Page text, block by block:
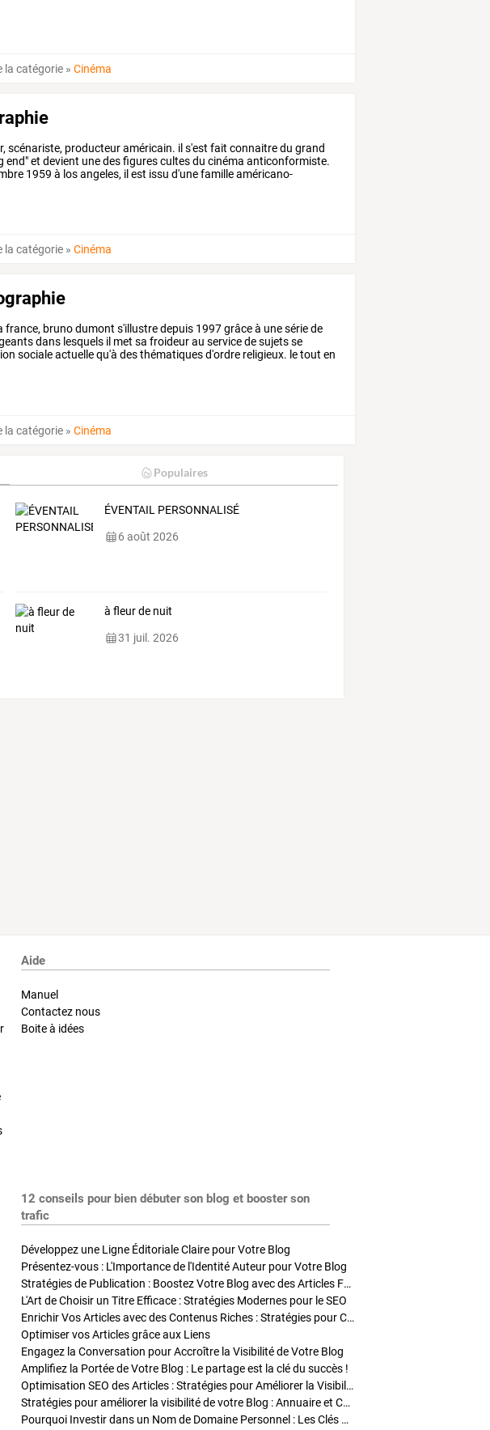
la catégorie »Cinéma
scénariste, producteur américain. il s'est fait connaitre du grand
end" et devient une des figures cultes du cinéma anticonformiste.
1959 à los angeles, il est issu d'une famille américano-
la catégorie »Cinéma
france, brunodumont s'illustredepuis 1997grâceà unesériede
dans lesquels il met sa froideurau servicedesujetsse
socialeactuellequ'à desthématiquesd'ordre religieux. letout en
la catégorie »Cinéma
Populaires
ÉVENTAIL PERSONNALISÉ
6 août 2026
à fleur de nuit
31 juil. 2026
Aide
Manuel
Contactez nous
Boite à idées
12 conseils pour bien débuter son blog et booster son
trafic
Développez une Ligne Éditoriale Claire pour Votre Blog
Présentez-vous : L'Importance de l'Identité Auteur pour Votre Blog
Stratégies de Publication : Boostez Votre Blog avec des Articles Fréquents et Exclusifs
L'Art de Choisir un Titre Efficace : Stratégies Modernes pour le SEO
Enrichir Vos Articles avec des Contenus Riches : Stratégies pour Captiver et Optimiser
Optimiser vos Articles grâce aux Liens
Engagez la Conversation pour Accroître la Visibilité de Votre Blog
Amplifiez la Portée de Votre Blog : Le partage est la clé du succès !
Optimisation SEO des Articles : Stratégies pour Améliorer la Visibilité de Votre Blog
Stratégies pour améliorer la visibilité de votre Blog : Annuaire et Collaborations
Pourquoi Investir dans un Nom de Domaine Personnel : Les Clés de la Réussite de Votre Blog